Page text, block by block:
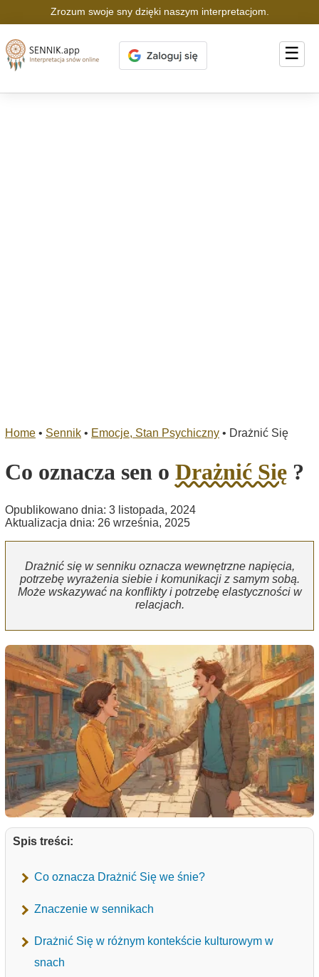
Zrozum swoje sny dzięki naszym interpretacjom.
☰
Home • Sennik • Emocje, Stan Psychiczny • Drażnić Się
Co oznacza sen o Drażnić Się ?
Opublikowano dnia: 3 listopada, 2024
Aktualizacja dnia: 26 września, 2025
Drażnić się w senniku oznacza wewnętrzne napięcia,
potrzebę wyrażenia siebie i komunikacji z samym sobą.
Może wskazywać na konflikty i potrzebę elastyczności w
relacjach.
Spis treści:
Co oznacza Drażnić Się we śnie?
Znaczenie w sennikach
Drażnić Się w różnym kontekście kulturowym w
snach